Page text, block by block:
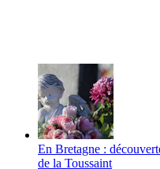
En Bretagne :
de la Toussaint